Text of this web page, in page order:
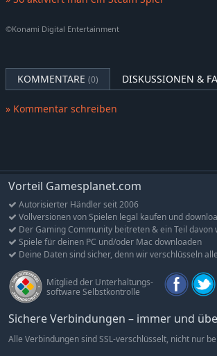
Hauptspiel getrennte Anwendung ist.
werden
Im mittelalterlichen Paris läuten die Glocken
brennenden Straßen mit seiner Tochter Rose
Bewaffnet mit dem Vampirkiller, der
Peitsche, jagen sie die aus dem Schloss
Schon bald wird Rose in eine düstere
Kann sie Paris vor der Zerstörung retten?
Aufregende Peitschen-Action
Castlevanias legendäre Peitschen-Action ist
zuvor!
Bewege dich mit deiner Peitsche so frei wie
©Konami Digital Entertainment
KOMMENTARE (0) DISKUSSIONEN &
» Kommentar schreiben
Vorteil Gamesplanet.com
Autorisierter Händler seit 2006
Vollversionen von Spielen legal kaufen und
Der Gaming Community beitreten & ein Teil davon
Spiele für deinen PC und/oder Mac downloaden
Deine Daten sind sicher, denn wir verschlüsseln
Mitglied der Unterhaltungs-
software Selbstkontrolle
Sichere Verbindungen – immer und
Alle Verbindungen sind SSL-verschlüsselt, nicht nur